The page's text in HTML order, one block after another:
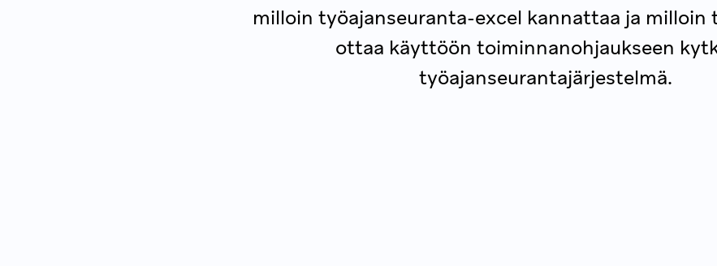
milloin työajanseuranta-excel kannattaa ja milloin
ottaa käyttöön toiminnanohjaukseen
työajanseurantajärjestelmä.